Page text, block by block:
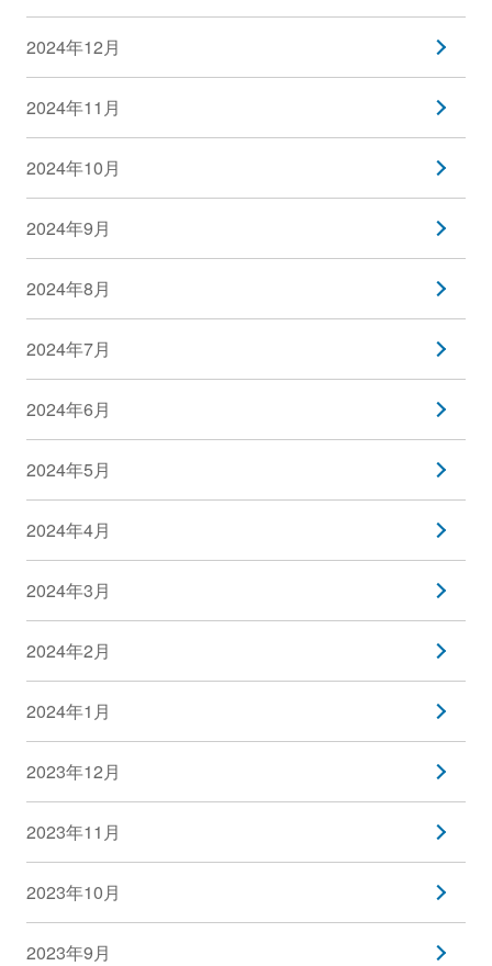
2024年12月
2024年11月
2024年10月
2024年9月
2024年8月
2024年7月
2024年6月
2024年5月
2024年4月
2024年3月
2024年2月
2024年1月
2023年12月
2023年11月
2023年10月
2023年9月